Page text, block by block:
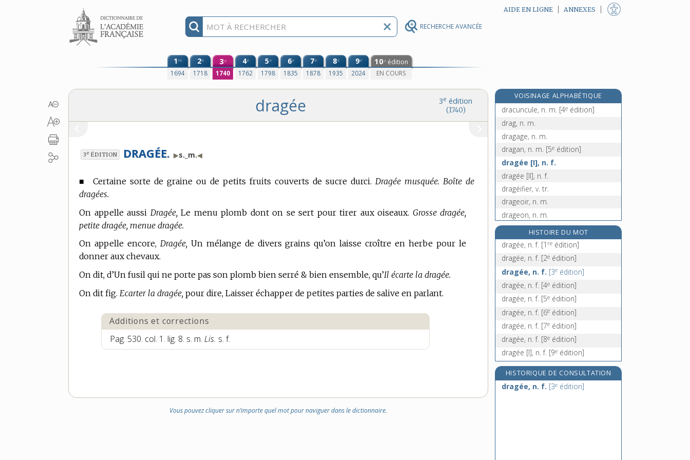
RECHERCHE AVANCÉE
Aller au contenu AIDE EN LIGNE ANNEXES
1re
1694
2e
1718
3e
1740
4e
1762
5e
1798
6e
1835
7e
1878
8e
1935
9e
2024
10e édition
EN COURS
3e édition
(1740)
dragée
3e ÉDITION DRAGÉE. ▶s._m.◀
■Certaine sorte de graine ou de petits fruits couverts de sucre durci. Dragée musquée. Boîte de
dragées.
On appelle aussi Dragée, Le menu plomb dont on se sert pour tirer aux oiseaux. Grosse dragée,
petite dragée, menue dragée.
On appelle encore, Dragée,Un mélange de divers grains qu’on laisse croître en herbe pour le
donner aux chevaux.
On dit, d’Un fusil qui ne porte pas son plomb bien serré & bien ensemble, qu’Il écarte la dragée.
On dit fig. Ecarter la dragée, pour dire, Laisser échapper de petites parties de salive en parlant.
Additions et corrections
Pag. 530. col. 1. lig. 8. s. m.Lis. s. f.
Vous pouvez cliquer sur n’importe quel mot pour naviguer dans le dictionnaire.
VOISINAGE ALPHABÉTIQUE
dracontium, n. m.
dracuncule, n. m. [4e édition]
drag, n. m.
dragage, n. m.
dragan, n. m. [5e édition]
dragée [I], n. f.
dragée [II], n. f.
dragéifier, v. tr.
drageoir, n. m.
drageon, n. m.
drageonnage, n. m.
drageonnement, n. m.
drageonner, v. intr.
dragon, n. m.
HISTOIRE DU MOT
dragée, n. f. [1 re édition]
dragée, n. f. [2e édition]
dragée, n. f. [3e édition]
dragée, n. f. [4e édition]
dragée, n. f. [5e édition]
dragée, n. f. [6e édition]
dragée, n. f. [7e édition]
dragée, n. f. [8e édition]
dragée [I], n. f. [9e édition]
HISTORIQUE DE CONSULTATION
dragée, n. f. [3e édition]